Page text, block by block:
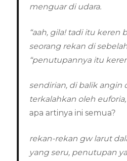
menguar di udara.
“aah, gila! tadi itu keren
seorang rekan di
“penutupannya itu
sendirian, di balik angin
terkalahkan oleh
apa artinya ini semua?
rekan-rekan gw larut
yang seru, penutupan